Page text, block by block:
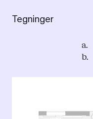
Tegninger
a.
b.